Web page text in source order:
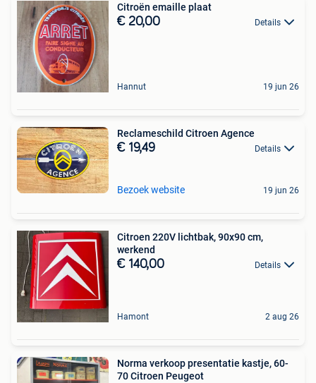
Citroën emaille plaat
€ 20,00 Details
Hannut 19 jun 26
Reclameschild Citroen Agence
€ 19,49 Details
Bezoek website 19 jun 26
Citroen 220V lichtbak, 90x90 cm,
werkend
€ 140,00 Details
Hamont 2 aug 26
Norma verkoop presentatie kastje, 60-
70 Citroen Peugeot